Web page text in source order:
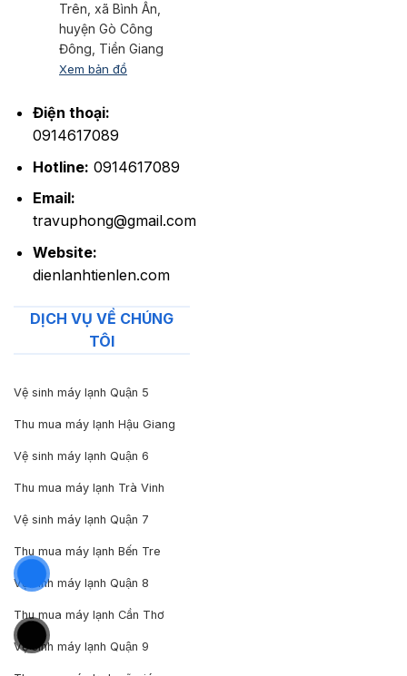
Trên, xã Bình Ân,
huyện Gò Công
Đông, Tiền Giang
Xem bản đồ
Điện thoại:
0914617089
Hotline: 0914617089
Email:
travuphong@gmail.com
Website:
dienlanhtienlen.com
DỊCH VỤ VỀ CHÚNG
TÔI
Vệ sinh máy lạnh Quận 5
Thu mua máy lạnh Hậu Giang
Vệ sinh máy lạnh Quận 6
Thu mua máy lạnh Trà Vinh
Vệ sinh máy lạnh Quận 7
Thu mua máy lạnh Bến Tre
Vệ sinh máy lạnh Quận 8
Thu mua máy lạnh Cần Thơ
Vệ sinh máy lạnh Quận 9